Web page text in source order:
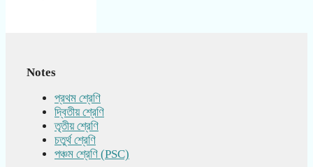
Notes
প্রথম শ্রেণি
দ্বিতীয় শ্রেণি
তৃতীয় শ্রেণি
চতুর্থ শ্রেণি
পঞ্চম শ্রেণি (PSC)